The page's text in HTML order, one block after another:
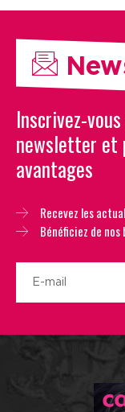
Inscrivez-
newsletter et
avantages
Recevez les
Bénéficiez de